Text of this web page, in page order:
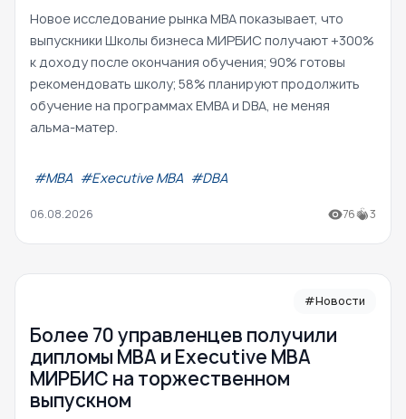
Новое исследование рынка MBA показывает, что
выпускники Школы бизнеса МИРБИС получают +300%
к доходу после окончания обучения; 90% готовы
рекомендовать школу; 58% планируют продолжить
обучение на программах EMBA и DBA, не меняя
альма-матер.
#МВА #Executive MBA #DBA
06.08.2026 76 3
#Новости
Более 70 управленцев получили
дипломы MBA и Executive MBA
МИРБИС на торжественном
выпускном